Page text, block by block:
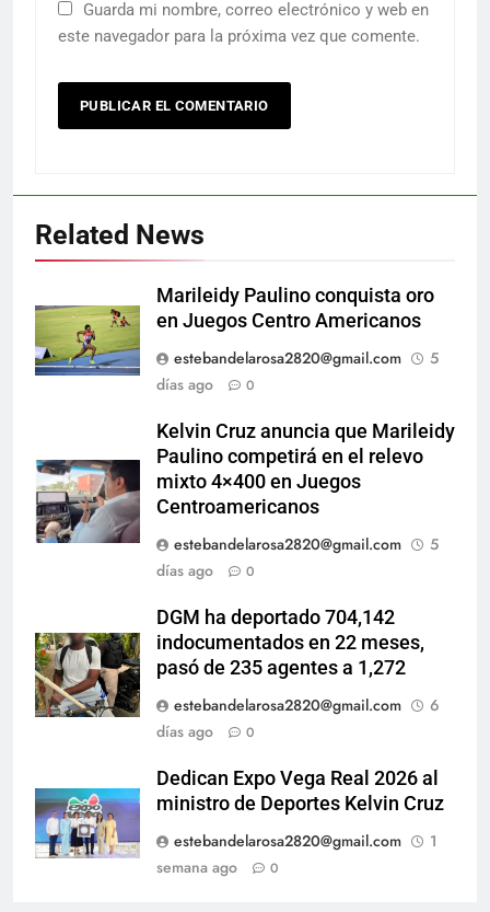
Guarda mi nombre, correo electrónico y web en
este navegador para la próxima vez que comente.
Related News
Marileidy Paulino conquista oro
en Juegos Centro Americanos
estebandelarosa2820@gmail.com
5
días ago
0
Kelvin Cruz anuncia que Marileidy
Paulino competirá en el relevo
mixto 4×400 en Juegos
Centroamericanos
estebandelarosa2820@gmail.com
5
días ago
0
DGM ha deportado 704,142
indocumentados en 22 meses,
pasó de 235 agentes a 1,272
estebandelarosa2820@gmail.com
6
días ago
0
Dedican Expo Vega Real 2026 al
ministro de Deportes Kelvin Cruz
estebandelarosa2820@gmail.com
1
semana ago
0